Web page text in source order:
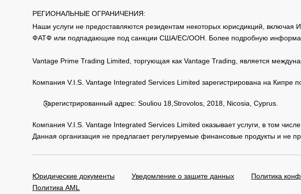
РЕГИОНАЛЬНЫЕ ОГРАНИЧЕНИЯ:
Наши услуги не предоставляются резидентам некоторых юрисдикций,
ФАТФ или подпадающие под санкции США/ЕС/ООН. Более подробную
Vantage Prime Trading Limited, торгующая как Vantage Trading, является
Компания V.I.S. Vantage Integrated Services Limited зарегистрирована на Кипре
Зарегистрированный адрес: Souliou 18,Strovolos, 2018, Nicosia, Cyprus.
Компания V.I.S. Vantage Integrated Services Limited оказывает услуги, в том
Данная организация не предлагает регулируемые финансовые продукты и не
Юридические документы Уведомление о защите данных
Политика
Политика AML